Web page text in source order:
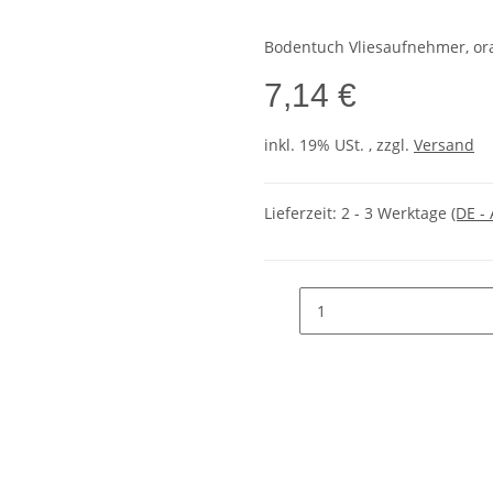
Bodentuch Vliesaufnehmer,
7,14 €
inkl. 19% USt. , zzgl. Versand
Lieferzeit: 2 - 3 Werktage (DE